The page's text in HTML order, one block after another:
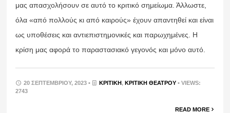
μας απασχολήσουν σε αυτό το κριτικό σημείωμα. Άλλωστε,
όλα «από πολλούς κι από καιρούς» έχουν απαντηθεί και είναι
ως υποθέσεις και αντιεπιστημονικές και παρωχημένες. Η
κρίση μας αφορά το παραστασιακό γεγονός και μόνο αυτό.
20 ΣΕΠΤΕΜΒΡΊΟΥ, 2023 • ΚΡΙΤΙΚΉ,ΚΡΙΤΙΚΉ ΘΕΆΤΡΟΥ • VIEWS:
2743
READ MORE